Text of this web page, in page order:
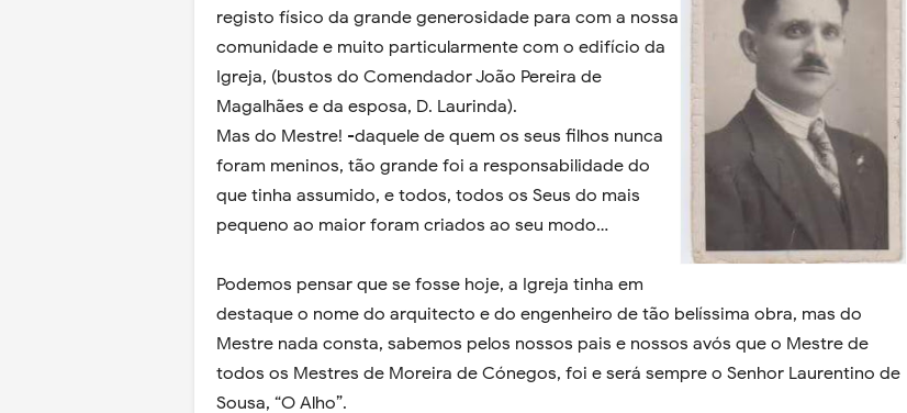
registo físico da grande generosidade para com a nossa
comunidade e muito particularmente com o edifício da
Igreja, (bustos do Comendador João Pereira de
Magalhães e da esposa, D. Laurinda).
Mas do Mestre! -daquele de quem os seus filhos nunca
foram meninos, tão grande foi a responsabilidade do
que tinha assumido, e todos, todos os Seus do mais
pequeno ao maior foram criados ao seu modo…
Podemos pensar que se fosse hoje, a Igreja tinha em
destaque o nome do arquitecto e do engenheiro de tão belíssima obra, mas do
Mestre nada consta, sabemos pelos nossos pais e nossos avós que o Mestre de
todos os Mestres de Moreira de Cónegos, foi e será sempre o Senhor Laurentino de
Sousa, “O Alho”.